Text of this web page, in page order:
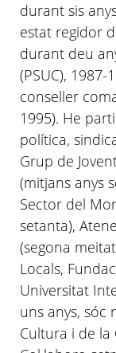
durant sis
estat regidor
durant deu
(PSUC), 1987-
conseller
1995). He
política,
Grup de
(mitjans anys
Sector del
setanta),
(segona
Locals,
Universitat
uns anys, sóc
Cultura i de la